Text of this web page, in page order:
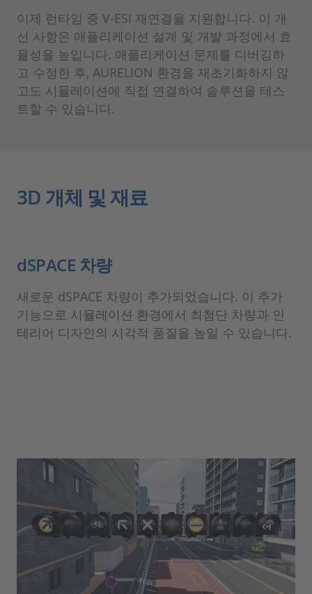
이제 런타임 중 V-ESI 재연결을 지원합니다. 이 개
선 사항은 애플리케이션 설계 및 개발 과정에서 효
율성을 높입니다. 애플리케이션 문제를 디버깅하
고 수정한 후, AURELION 환경을 재초기화하지 않
고도 시뮬레이션에 직접 연결하여 솔루션을 테스
트할 수 있습니다.
3D 개체 및 재료
dSPACE 차량
새로운 dSPACE 차량이 추가되었습니다. 이 추가
기능으로 시뮬레이션 환경에서 최첨단 차량과 인
테리어 디자인의 시각적 품질을 높일 수 있습니다.